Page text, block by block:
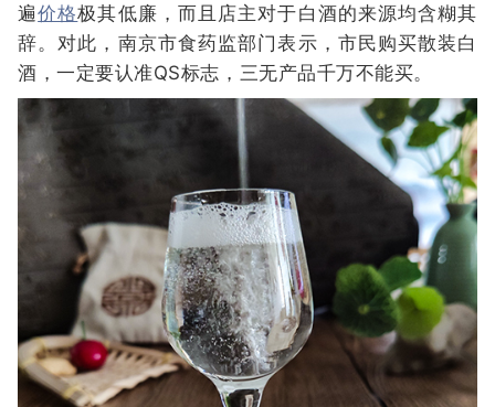
遍价格极其低廉，而且店主对于白酒的来源均含糊其
辞。对此，南京市食药监部门表示，市民购买散装白
酒，一定要认准QS标志，三无产品千万不能买。